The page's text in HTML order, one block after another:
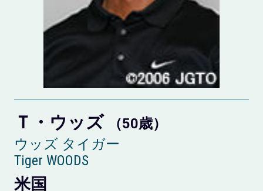
Ｔ・ウッズ
（50歳）
ウッズ タイガー
Tiger WOODS
米国